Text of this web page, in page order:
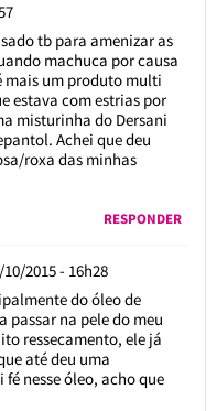
tb para amenizar as
machuca por causa
mais um produto multi
estava com estrias por
misturinha do Dersani
Achei que deu
roxa das minhas
RESPONDER
2015 - 16h28
do óleo de
passar na pele do meu
ressecamento, ele já
até deu uma
nesse óleo, acho que